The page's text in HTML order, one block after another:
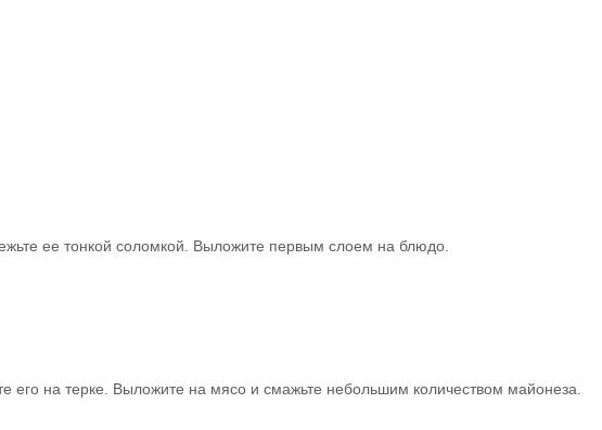
ее тонкой соломкой. Выложите первым слоем на блюдо.
его на терке. Выложите на мясо и смажьте небольшим количеством майонеза.